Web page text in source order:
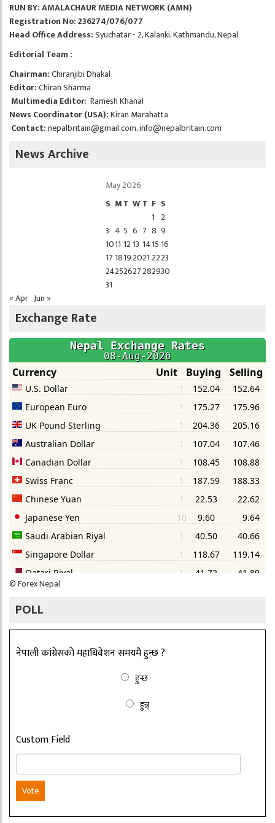
RUN BY: AMALACHAUR MEDIA NETWORK (AMN)
Registration No: 236274/076/077
Head Office Address:Syuchatar - 2, Kalanki, Kathmandu, Nepal
Editorial Team :
Chairman:Chiranjibi Dhakal
Editor:Chiran Sharma
Multimedia Editor: Ramesh Khanal
News Coordinator (USA):Kiran Marahatta
Contact:nepalbritain@gmail.com,info@nepalbritain.com
News Archive
May 2026
S MT W T F S
1 2
3 4 5 6 7 8 9
1011 12 13 1415 16
17 181920212223
24252627282930
31
« Apr Jun »
Exchange Rate
©Forex Nepal
POLL
नेपाली कांग्रेसको महाधिवेशन समयमै हुन्छ ?
हुन्छ
हुन्न्
Custom Field
Vote